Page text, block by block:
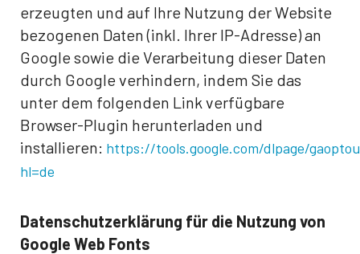
erzeugten und auf Ihre Nutzung der Website
bezogenen Daten (inkl. Ihrer IP-Adresse) an
Google sowie die Verarbeitung dieser Daten
durch Google verhindern, indem Sie das
unter dem folgenden Link verfügbare
Browser-Plugin herunterladen und
installieren: https://tools.google.com/dlpage/
hl=de
Datenschutzerklärung für die Nutzung von
Google Web Fonts